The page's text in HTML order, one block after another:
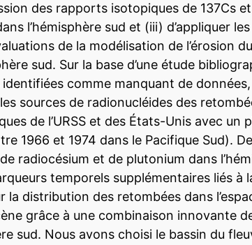
des rapports isotopiques de 137Cs
l’hémisphère sud et (iii) d’appliquer
de la modélisation de l’érosion
sud. Sur la base d’une étude
comme manquant de
sources de radionucléides des
de l’URSS et des États-Unis avec
1966 et 1974 dans le Pacifique Sud).
radiocésium et de plutonium dans
temporels supplémentaires liés
la distribution des retombées dans
grâce à une combinaison innovante
sud. Nous avons choisi le bassin du